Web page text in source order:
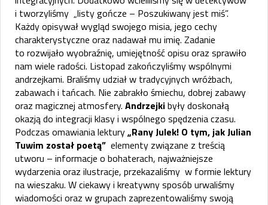
i tworzyliśmy „listy gończe – Poszukiwany jest miś”.
Każdy opisywał wygląd swojego misia, jego cechy
charakterystyczne oraz nadawał mu imię. Zadanie
to rozwijało wyobraźnię, umiejętność opisu oraz sprawiło
nam wiele radości. Listopad zakończyliśmy wspólnymi
andrzejkami. Braliśmy udział w tradycyjnych wróżbach,
zabawach i tańcach. Nie zabrakło śmiechu, dobrej zabawy
oraz magicznej atmosfery. Andrzejkibyły doskonałą
okazją do integracji klasy i wspólnego spędzenia czasu.
Podczas omawiania lektury„Rany Julek! O tym, jak Julian
Tuwim został poetą” elementy związane z treścią
utworu – informacje o bohaterach, najważniejsze
wydarzenia oraz ilustracje, przekazaliśmy w formie lektury
na wieszaku. W ciekawy i kreatywny sposób urwaliśmy
wiadomości oraz w grupach zaprezentowaliśmy swoją